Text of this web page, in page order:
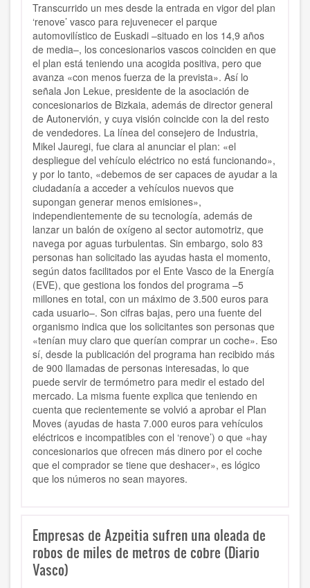
Transcurrido un mes desde la entrada en vigor del plan
‘renove’ vasco para rejuvenecer el parque
automovilístico de Euskadi –situado en los 14,9 años
de media–, los concesionarios vascos coinciden en que
el plan está teniendo una acogida positiva, pero que
avanza «con menos fuerza de la prevista». Así lo
señala Jon Lekue, presidente de la asociación de
concesionarios de Bizkaia, además de director general
de Autonervión, y cuya visión coincide con la del resto
de vendedores. La línea del consejero de Industria,
Mikel Jauregi, fue clara al anunciar el plan: «el
despliegue del vehículo eléctrico no está funcionando»,
y por lo tanto, «debemos de ser capaces de ayudar a la
ciudadanía a acceder a vehículos nuevos que
supongan generar menos emisiones»,
independientemente de su tecnología, además de
lanzar un balón de oxígeno al sector automotriz, que
navega por aguas turbulentas. Sin embargo, solo 83
personas han solicitado las ayudas hasta el momento,
según datos facilitados por el Ente Vasco de la Energía
(EVE), que gestiona los fondos del programa –5
millones en total, con un máximo de 3.500 euros para
cada usuario–. Son cifras bajas, pero una fuente del
organismo indica que los solicitantes son personas que
«tenían muy claro que querían comprar un coche». Eso
sí, desde la publicación del programa han recibido más
de 900 llamadas de personas interesadas, lo que
puede servir de termómetro para medir el estado del
mercado. La misma fuente explica que teniendo en
cuenta que recientemente se volvió a aprobar el Plan
Moves (ayudas de hasta 7.000 euros para vehículos
eléctricos e incompatibles con el ‘renove’) o que «hay
concesionarios que ofrecen más dinero por el coche
que el comprador se tiene que deshacer», es lógico
que los números no sean mayores.
Empresas de Azpeitia sufren una oleada de
robos de miles de metros de cobre (Diario
Vasco)